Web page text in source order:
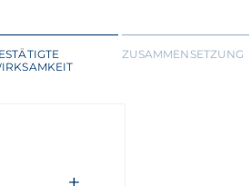
ZUSAMMENSETZUNG